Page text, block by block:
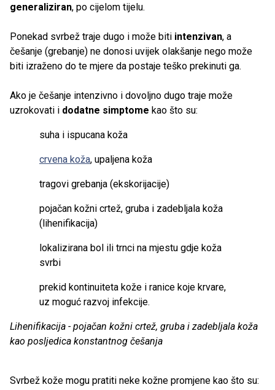
generaliziran, po cijelom tijelu.
Ponekad svrbež traje dugo i može biti intenzivan, a
češanje (grebanje) ne donosi uvijek olakšanje nego može
biti izraženo do te mjere da postaje teško prekinuti ga.
Ako je češanje intenzivno i dovoljno dugo traje može
uzrokovati i dodatne simptome kao što su:
suha i ispucana koža
crvena koža, upaljena koža
tragovi grebanja (ekskorijacije)
pojačan kožni crtež, gruba i zadebljala koža
(lihenifikacija)
lokalizirana bol ili trnci na mjestu gdje koža
svrbi
prekid kontinuiteta kože i ranice koje krvare,
uz moguć razvoj infekcije.
Lihenifikacija - pojačan kožni crtež, gruba i zadebljala koža
kao posljedica konstantnog češanja
Svrbež kože mogu pratiti neke kožne promjene kao što su: